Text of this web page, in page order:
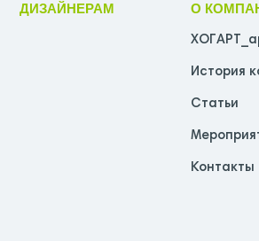
ДИЗАЙНЕРАМ О
История
Статьи
Контакты